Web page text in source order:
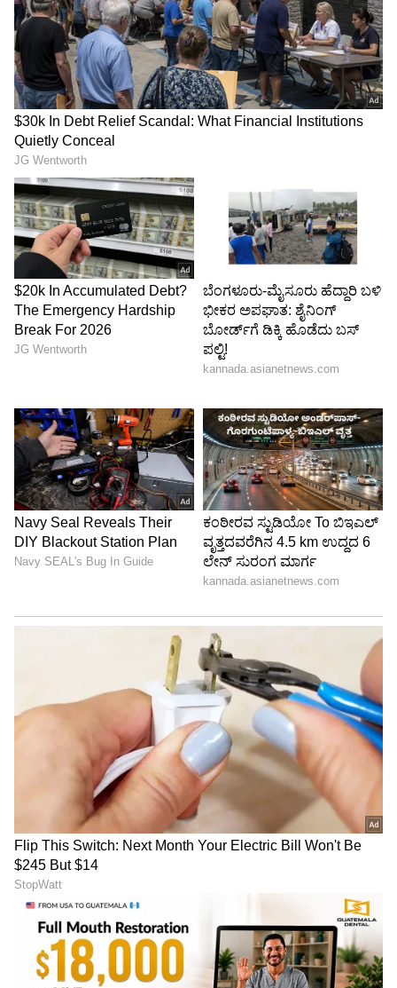
ರುತುರಾಜ್ ಗಾಯಕ್ವಾಡ್:
ನವೆಂಬರ್ 28, 2023 ರಂದು ಗುವಾಹಟಿಯಲ್ಲಿ ನಡೆದ ಭಾರತ
ಮತ್ತು ಆಸ್ಟ್ರೇಲಿಯಾ ಟಿ20 ಅಂತಾರಾಷ್ಟ್ರೀಯ ಪಂದ್ಯದ ವೇಳೆ
ರುತುರಾಜ್ ಗಕ್ವಾಡ್ 57 ಎಸೆತಗಳಲ್ಲಿ 123 ರನ್ ಗಳಿಸಿದರು.
5
5
ಯಶಸ್ವಿ ಜೈಸ್ವಾಲ್:
ಆಕ್ಟೋಬರ್ 3 ರಂದು ಏಷ್ಯನ್ ಗೇಮ್ಸ್ ಪಂದ್ಯದಲ್ಲಿ ನೇಪಾಳ
ವಿರುದ್ಧ ಯಶಸ್ವಿ ಜಯಸ್ವಾಲ್ ನೂರು ರನ್ ಗಳಿಸಿದರು
LATEST VIDEOS